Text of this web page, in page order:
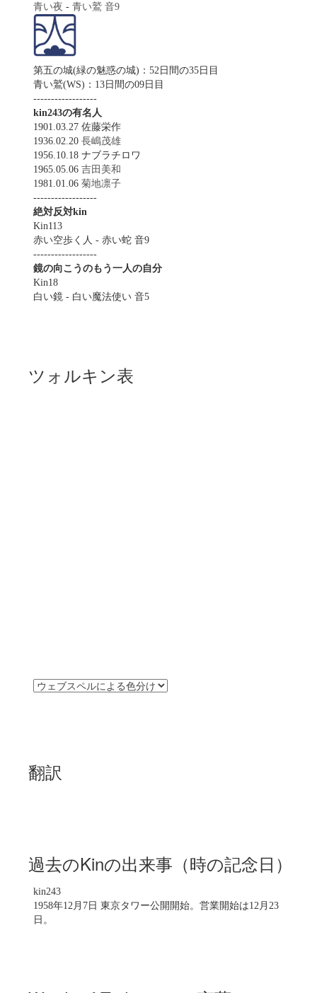
青い夜 - 青い鷲 音9
第五の城(緑の魅惑の城)：52日間の35日目
青い鷲(WS)：13日間の09日目
------------------
kin243の有名人
1901.03.27 佐藤栄作
1936.02.20 長嶋茂雄
1956.10.18 ナブラチロワ
1965.05.06 吉田美和
1981.01.06 菊地凛子
------------------
絶対反対kin
Kin113
赤い空歩く人 - 赤い蛇 音9
------------------
鏡の向こうのもう一人の自分
Kin18
白い鏡 - 白い魔法使い 音5
ツォルキン表
翻訳
過去のKinの出来事（時の記念日）
kin243
1958年12月7日 東京タワー公開開始。営業開始は12月23
日。